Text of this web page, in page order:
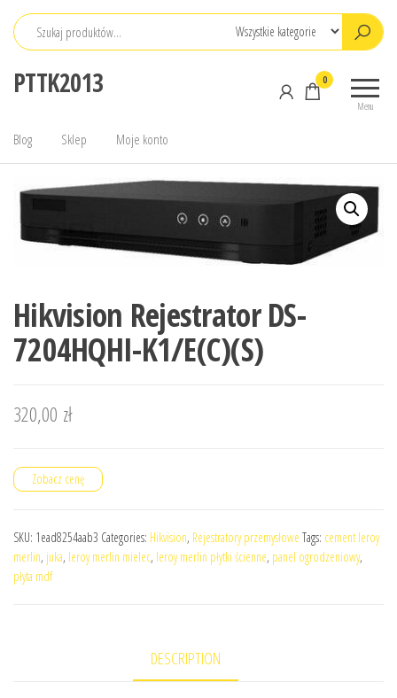
Przejdź
PTTK2013
Menu
0
Blog Sklep Moje konto
Hikvision Rejestrator DS-
7204HQHI-K1/E(C)(S)
320,00 zł
Zobacz cenę
SKU: 1ead8254aab3 Categories: Hikvision, Rejestratory przemysłowe Tags: cement leroy
merlin, juka, leroy merlin mielec, leroy merlin płytki ścienne, panel ogrodzeniowy,
płyta mdf
DESCRIPTION